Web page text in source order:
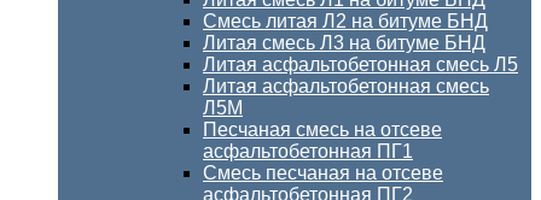
Смесь литая Л2 на битуме БНД
Литая смесь Л3 на битуме БНД
Литая асфальтобетонная смесь Л5
Литая асфальтобетонная смесь
Л5М
Песчаная смесь на отсеве
асфальтобетонная ПГ1
Смесь песчаная на отсеве
асфальтобетонная ПГ2